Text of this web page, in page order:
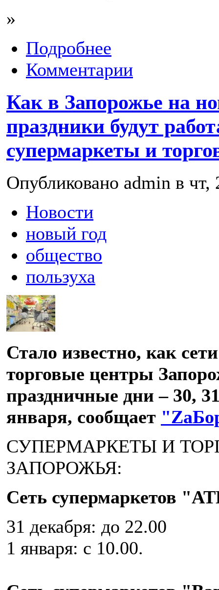
»
Подробнее
Комментарии
Как в Запорожье на
праздники будут
супермаркеты и
Опубликовано admin в
Новости
новый год
общество
пользуха
Стало известно, как
торговые центры
праздничные дни – 30,
января, сообщает
СУПЕРМАРКЕТЫ И
ЗАПОРОЖЬЯ:
Сеть супермаркетов
31 декабря: до 22.00
1 января: с 10.00.